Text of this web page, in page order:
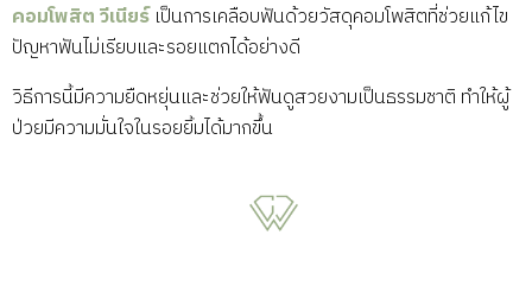
คอมโพสิต วีเนียร์เป็นการเคลือบฟันด้วยวัสดุคอมโพสิตที่ช่วยแก้ไข
ปัญหาฟันไม่เรียบและรอยแตกได้อย่างดี
วิธีการนี้มีความยืดหยุ่นและช่วยให้ฟันดูสวยงามเป็นธรรมชาติ ทำให้ผู้
ป่วยมีความมั่นใจในรอยยิ้มได้มากขึ้น